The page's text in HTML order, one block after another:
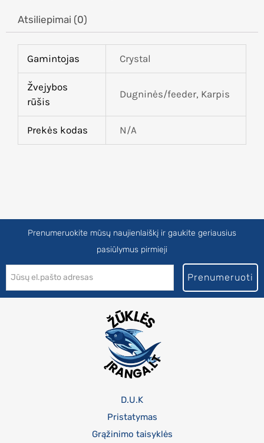
Atsiliepimai (0)
Gamintojas Crystal
Žvejybos
rūšis
Dugninės/feeder, Karpis
Prekės kodas N/A
Prenumeruokite mūsų naujienlaiškį ir gaukite geriausius
pasiūlymus pirmieji
Prenumeruoti
D.U.K
Pristatymas
Grąžinimo taisyklės